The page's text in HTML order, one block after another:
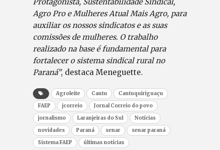
Agro Pro e Mulheres Atual Mais Agro, para
auxiliar os nossos sindicatos e as suas
comissões de mulheres. O trabalho
realizado na base é fundamental para
fortalecer o sistema sindical rural no
Paraná”, destaca Meneguette.
Agroleite Cantu
Cantuquiriguaçu
FAEP
jcorreio
Jornal Correio do povo
jornalismo
Laranjeiras do Sul
Notícias
novidades
Paraná senar
senar paraná
Sistema FAEP
últimas notícias